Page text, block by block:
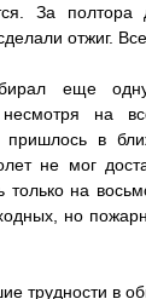
За
отжиг.
еще одну
на
пришлось в
не мог
только на
но
трудности в